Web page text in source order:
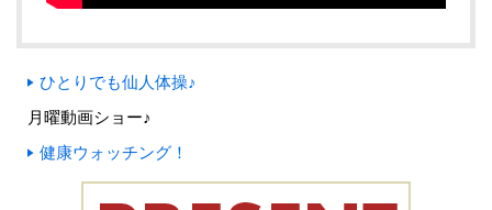
ひとりでも仙人体操♪
月曜動画ショー♪
健康ウォッチング！